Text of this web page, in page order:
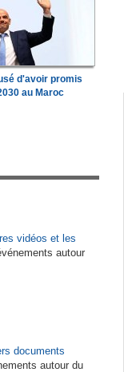
d'avoir promis
au Maroc
vidéos et les
autour
documents
autour du
confirme les
tunisiens de